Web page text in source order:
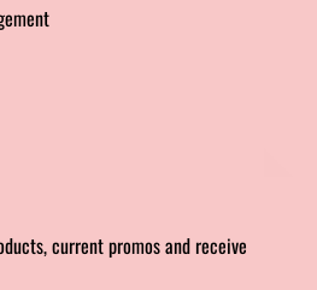
current promos and receive